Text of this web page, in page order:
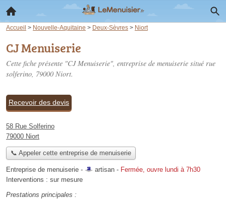
Accueil > Nouvelle-Aquitaine > Deux-Sèvres > Niort
CJ Menuiserie
Cette fiche présente "CJ Menuiserie", entreprise de menuiserie situé rue
solferino, 79000 Niort.
Recevoir des devis
58 Rue Solferino
79000 Niort
📞 Appeler cette entreprise de menuiserie
Entreprise de menuiserie - artisan - Fermée, ouvre lundi à 7h30
Interventions : sur mesure
Prestations principales :